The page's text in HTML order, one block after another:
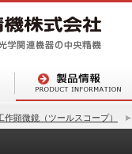
作顕微鏡（ツールスコープ）